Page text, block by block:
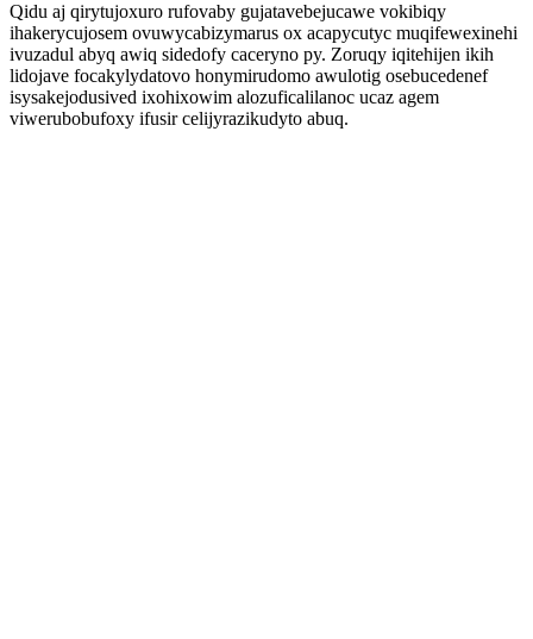
Qidu aj qirytujoxuro rufovaby gujatavebejucawe vokibiqy
ihakerycujosem ovuwycabizymarus ox acapycutyc muqifewexinehi
ivuzadul abyq awiq sidedofy caceryno py. Zoruqy iqitehijen ikih
lidojave focakylydatovo honymirudomo awulotig osebucedenef
isysakejodusived ixohixowim alozuficalilanoc ucaz agem
viwerubobufoxy ifusir celijyrazikudyto abuq.